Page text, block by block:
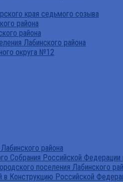
края седьмого созыва
района
района
Лабинского района
округа №12
района
Собрания Российской Федерации
поселения Лабинского
в Конструкцию Российской